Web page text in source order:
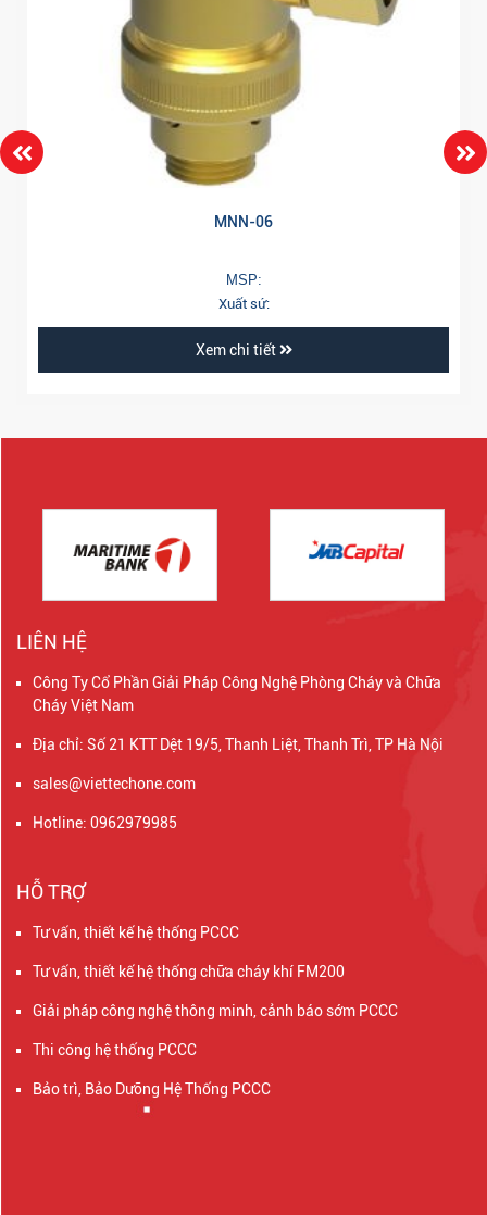
MNN-06
MSP:
Xuất sứ:
Xem chi tiết
LIÊN HỆ
Công Ty Cổ Phần Giải Pháp Công Nghệ Phòng Cháy và Chữa
Cháy Việt Nam
Địa chỉ: Số 21 KTT Dệt 19/5, Thanh Liệt, Thanh Trì, TP Hà Nội
sales@viettechone.com
Hotline: 0962979985
HỖ TRỢ
Tư vấn, thiết kế hệ thống PCCC
Tư vấn, thiết kế hệ thống chữa cháy khí FM200
Giải pháp công nghệ thông minh, cảnh báo sớm PCCC
Thi công hệ thống PCCC
Bảo trì, Bảo Dưỡng Hệ Thống PCCC